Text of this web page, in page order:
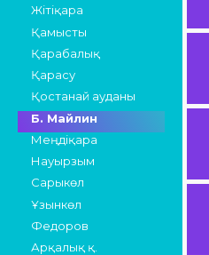
Жітіқара
Қамысты
Қарабалық
Қарасу
Қостанай ауданы
Б. Майлин
Меңдіқара
Науырзым
Сарыкөл
Ұзынкөл
Федоров
Арқалық қ.